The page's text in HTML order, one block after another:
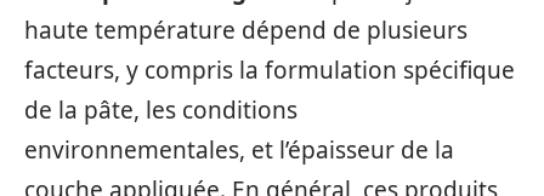
haute température dépend de plusieurs
facteurs, y compris la formulation spécifique
de la pâte, les conditions
environnementales, et l’épaisseur de la
couche appliquée. En général, ces produits